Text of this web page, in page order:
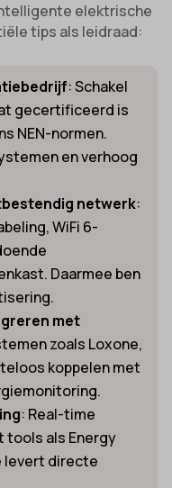
elektrische
tips als leidraad:
: Schakel
gecertificeerd is
NEN-normen.
en verhoog
netwerk:
WiFi 6-
Daarmee ben
met
zoals Loxone,
koppelen met
: Real-time
tools als Energy
levert directe